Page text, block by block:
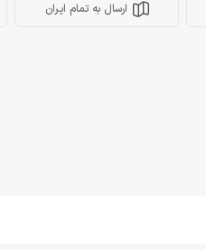
ارسال به تمام ایران